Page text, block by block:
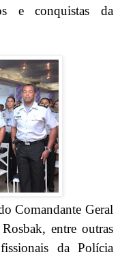
e conquistas da
Comandante Geral
entre outras
da Polícia